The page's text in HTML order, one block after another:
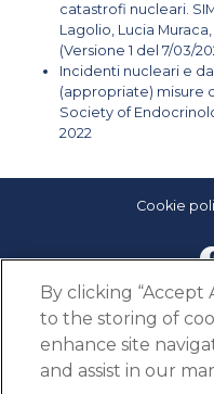
catastrofi nucleari.
Lagolio, Lucia
(Versione 1 del 7/03/
Incidenti nucleari e
(appropriate) misure
Society of
2022
Cookie
By clicking “Accept
to the storing of
enhance site
and assist in our